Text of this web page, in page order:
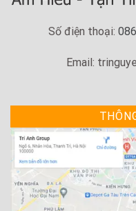
Số điện thoại:
Email: